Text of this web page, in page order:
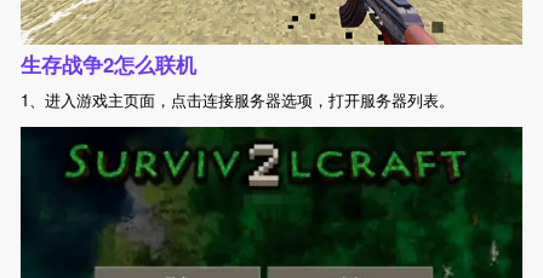
生存战争2怎么联机
1、进入游戏主页面，点击连接服务器选项，打开服务器列表。